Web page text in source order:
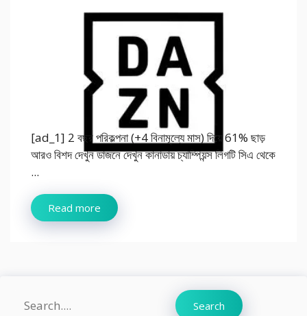
[ad_1] 2 বছর পরিকল্পনা (+4 বিনামূল্যে মাস) দিয়ে 61% ছাড়
আরও বিশদ দেখুন ডাজনে দেখুন কানাডায় চ্যাম্পিয়ন্স লিগটি সিএ থেকে
...
Read more
Search Search